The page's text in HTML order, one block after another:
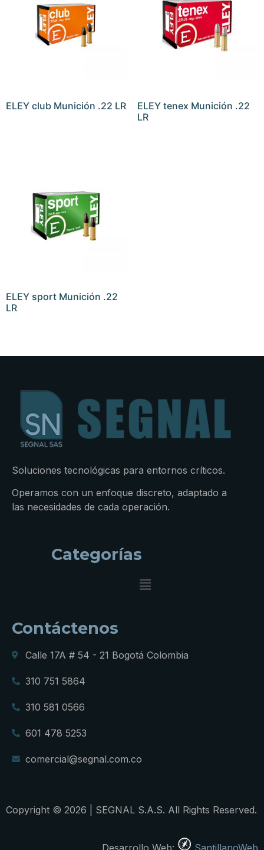
ELEY club Munición .22 LR
ELEY tenex Munición .22
LR
ELEY sport Munición .22
LR
Soluciones tecnológicas para entornos críticos.
Operamos con un enfoque discreto, adaptado a
las necesidades de cada operación.
Categorías
Contáctenos
Calle 17A # 54 - 21 Bogotá Colombia
310 751 5864
310 581 0566
601 478 5253
comercial@segnal.com.co
Copyright © 2026 | SEGNAL S.A.S. All Rights Reserved.
Desarrollo Web: SantillanoWeb